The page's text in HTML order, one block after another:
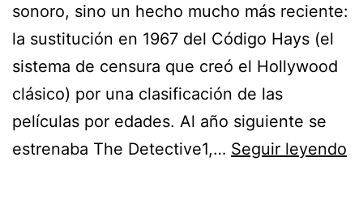
sonoro, sino un hecho mucho más reciente:
la sustitución en 1967 del Código Hays (el
sistema de censura que creó el Hollywood
clásico) por una clasificación de las
películas por edades. Al año siguiente se
estrenaba The Detective1,… Seguir leyendo